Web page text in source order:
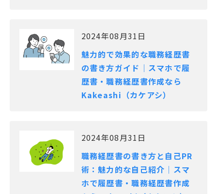
2024年08月31日
魅力的で効果的な職務経歴書
の書き方ガイド｜スマホで履
歴書・職務経歴書作成なら
Kakeashi（カケアシ）
2024年08月31日
職務経歴書の書き方と自己PR
術：魅力的な自己紹介｜スマ
ホで履歴書・職務経歴書作成